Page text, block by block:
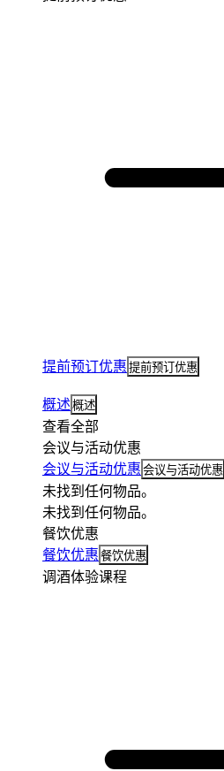
提前预订优惠 提前预订优惠
概述 概述
查看全部
会议与活动优惠
会议与活动优惠 会议与活动优惠
未找到任何物品。
未找到任何物品。
餐饮优惠
餐饮优惠 餐饮优惠
调酒体验课程